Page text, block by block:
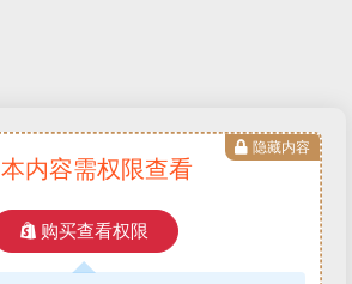
隐藏内容
本内容需权限查看
购买查看权限